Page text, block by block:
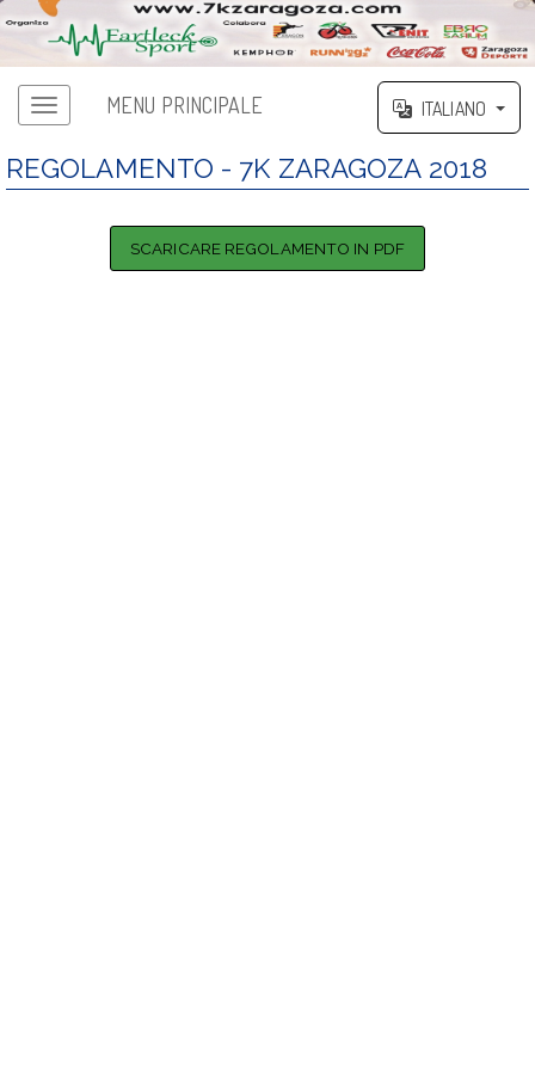
Menu PrincipaleMENU PRINCIPALE ITALIANO
REGOLAMENTO - 7K ZARAGOZA 2018
SCARICARE REGOLAMENTO IN PDF